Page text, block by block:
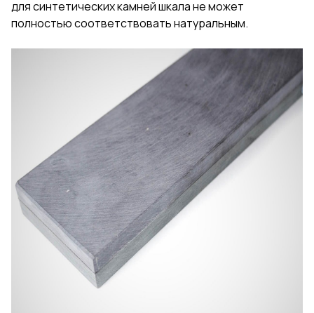
для синтетических камней шкала не может
полностью соответствовать натуральным.